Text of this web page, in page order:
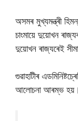
অসমৰ মুখ্যমন্ত্ৰী
চাংমায়ে দুয়োখন
দুয়োখন ৰাজ্যৰেই
গুৱাহাটীৰ
আলোচনা আৰম্ভ হয়।